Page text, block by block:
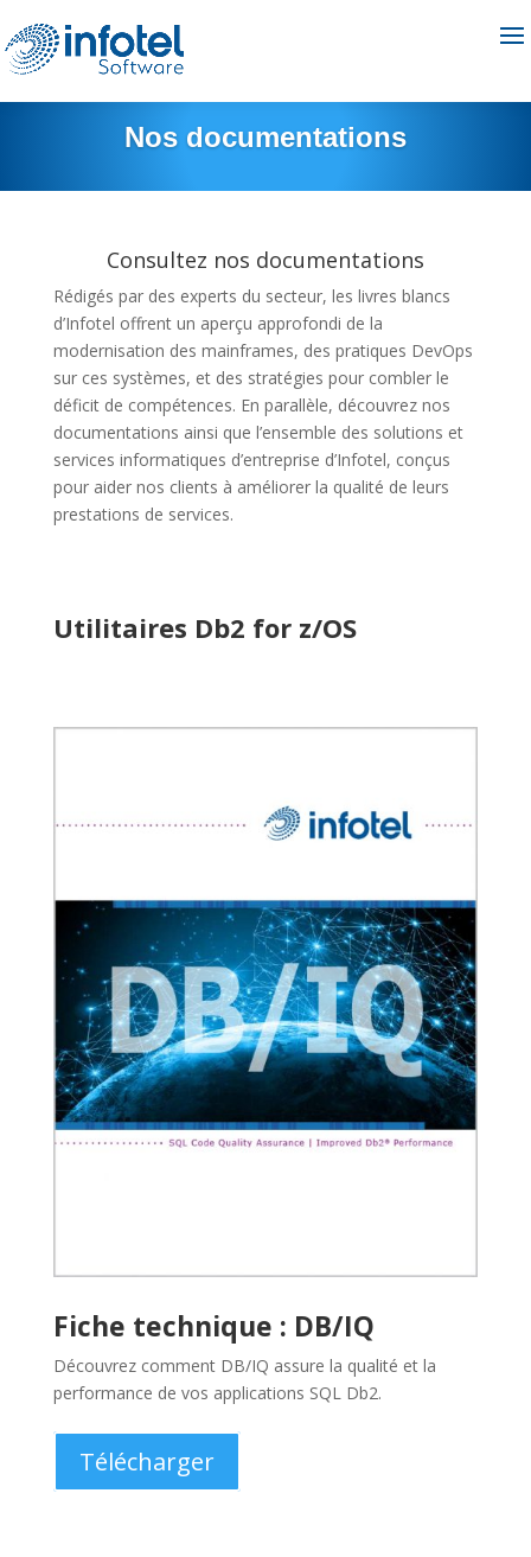
Nos documentations
Consultez nos documentations
Rédigés par des experts du secteur, les livres blancs
d’Infotel offrent un aperçu approfondi de la
modernisation des mainframes, des pratiques DevOps
sur ces systèmes, et des stratégies pour combler le
déficit de compétences. En parallèle, découvrez nos
documentations ainsi que l’ensemble des solutions et
services informatiques d’entreprise d’Infotel, conçus
pour aider nos clients à améliorer la qualité de leurs
prestations de services.
Utilitaires Db2 for z/OS
Fiche technique : DB/IQ
Découvrez comment DB/IQ assure la qualité et la
performance de vos applications SQL Db2.
Télécharger